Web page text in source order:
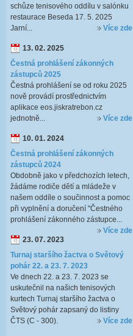
schůze tenisového oddílu v salónku
restaurace Beseda 17. 5. 2025
Jarní...
Více zde
13. 02. 2025
Čestná prohlášení zákonných
zástupců 2025
Čestná prohlášení se od roku 2025
nově provádí prostřednictvím
aplikace eos.jiskratrebon.cz
jednotně...
Více zde
10. 01. 2024
Čestná prohlášení zákonných
zástupců 2024
Obdobně jako v předchozích letech,
žádáme rodiče dětí a mládeže v
našem oddíle o součinnost a pomoc
při vyplnění a doručení "Čestného
prohlášení zákonného zástupce...
Více zde
23. 07. 2023
Turnaj staršího žactva o Světový
pohár 22. a 23. 7. 2023
Ve dnech 22. a 23. 7. 2023 se
uskutečnil na našich tenisových
kurtech Turnaj staršího žactva o
Světový pohár zapsaný do listiny
ČTS (C - 300).
Více zde